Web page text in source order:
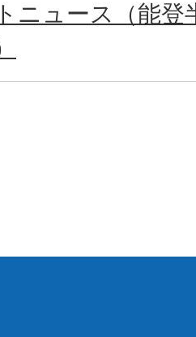
ニュース（能登